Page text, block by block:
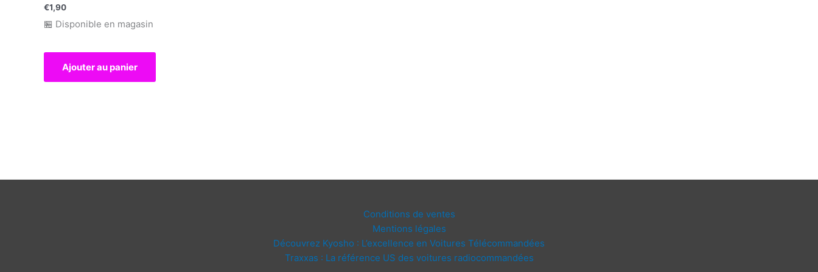
€1,90
🏪 Disponible en magasin
Ajouter au panier
Conditions de ventes
Mentions légales
Découvrez Kyosho : L’excellence en Voitures Télécommandées
Traxxas : La référence US des voitures radiocommandées